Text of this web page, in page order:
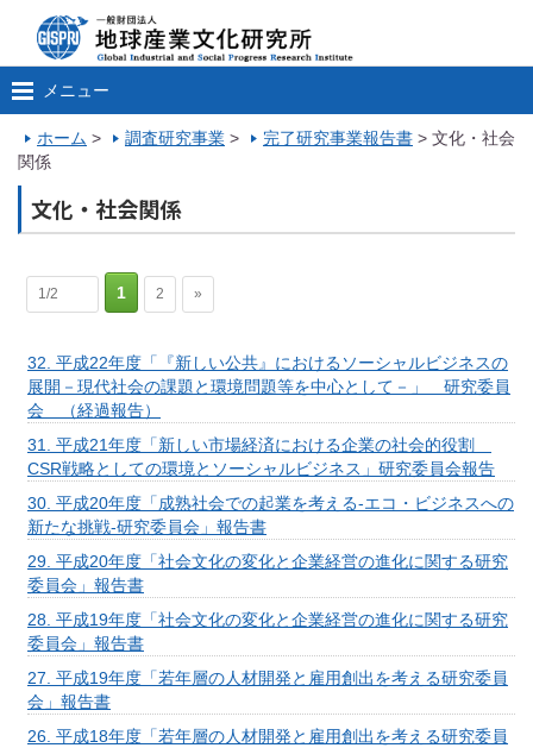
メニュー
ホーム > 調査研究事業 > 完了研究事業報告書 > 文化・社会
関係
文化・社会関係
1/2 1 2 »
32. 平成22年度「『新しい公共』におけるソーシャルビジネスの
展開－現代社会の課題と環境問題等を中心として－」 研究委員
会 （経過報告）
31. 平成21年度「新しい市場経済における企業の社会的役割
CSR戦略としての環境とソーシャルビジネス」研究委員会報告
30. 平成20年度「成熟社会での起業を考える-エコ・ビジネスへの
新たな挑戦-研究委員会」報告書
29. 平成20年度「社会文化の変化と企業経営の進化に関する研究
委員会」報告書
28. 平成19年度「社会文化の変化と企業経営の進化に関する研究
委員会」報告書
27. 平成19年度「若年層の人材開発と雇用創出を考える研究委員
会」報告書
26. 平成18年度「若年層の人材開発と雇用創出を考える研究委員